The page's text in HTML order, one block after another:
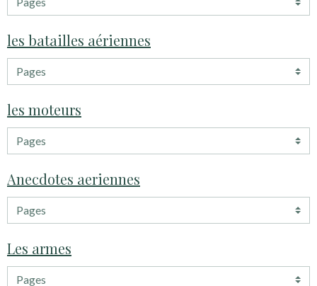
les batailles aériennes
les moteurs
Anecdotes aeriennes
Les armes